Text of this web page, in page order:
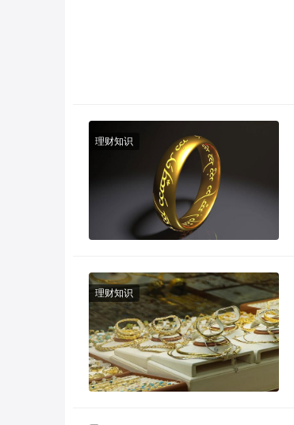
理财知识
理财知识